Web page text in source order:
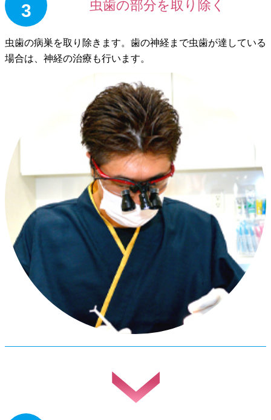
3 虫歯の部分を取り除く
虫歯の病巣を取り除きます。歯の神経まで虫歯が達している
場合は、神経の治療も行います。